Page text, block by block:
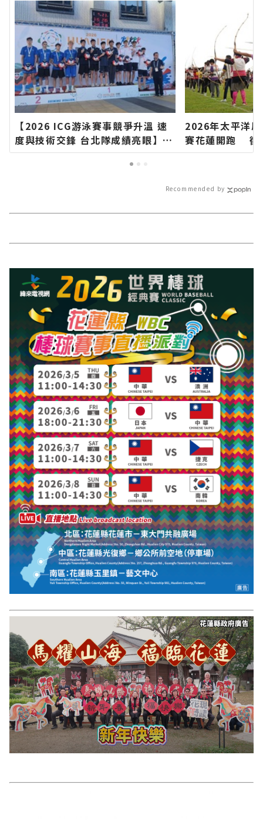
【2026 ICG游泳賽事競爭升溫 速
度與技術交鋒 台北隊成績亮眼】∣
花蓮新聞網官方網站各類新聞－最
快速的今日新聞報導 最新的在地資
2026年太平洋
賽花蓮開跑 徵集
積分串聯山海
地資訊！
Recommended by